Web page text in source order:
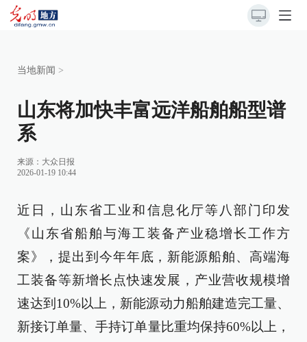
当地新闻 >
山东将加快丰富远洋船舶船型谱
系
来源： 大众日报
2026-01-19 10:44
近日，山东省工业和信息化厅等八部门印发
《山东省船舶与海工装备产业稳增长工作方
案》，提出到今年年底，新能源船舶、高端海
工装备等新增长点快速发展，产业营收规模增
速达到10%以上，新能源动力船舶建造完工量、
新接订单量、手持订单量比重均保持60%以上，